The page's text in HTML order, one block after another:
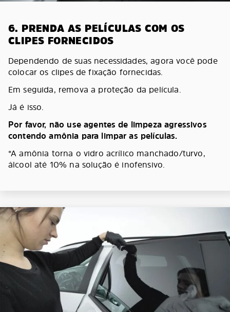
6. PRENDA AS PELÍCULAS COM OS
CLIPES FORNECIDOS
Dependendo de suas necessidades, agora você pode
colocar os clipes de fixação fornecidas.
Em seguida, remova a proteção da película.
Já é isso.
Por favor, não use agentes de limpeza agressivos
contendo amônia para limpar as películas.
*A amônia torna o vidro acrílico manchado/turvo,
álcool até 10% na solução é inofensivo.